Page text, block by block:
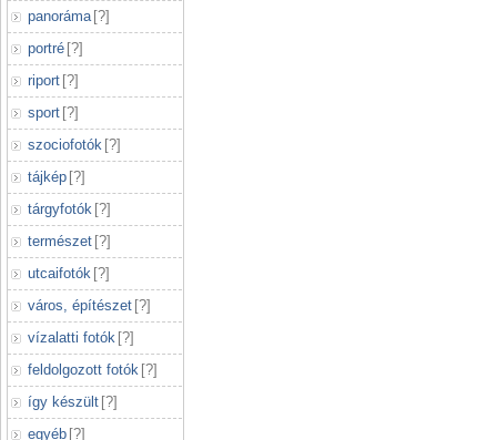
panoráma [?]
portré [?]
riport [?]
sport [?]
szociofotók [?]
tájkép [?]
tárgyfotók [?]
természet [?]
utcaifotók [?]
város, építészet [?]
vízalatti fotók [?]
feldolgozott fotók [?]
így készült [?]
egyéb [?]